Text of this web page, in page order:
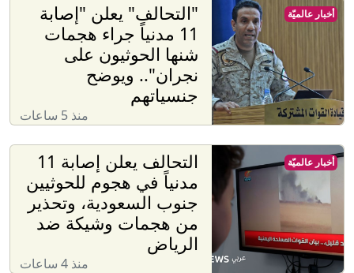
"التحالف" يعلن "إصابة
11 مدنياً جراء هجمات
شنها الحوثيون على
نجران".. ويوضح
جنسياتهم
منذ 5 ساعات
أخبار عالميّة
التحالف يعلن إصابة 11
مدنياً في هجوم للحوثيين
جنوب السعودية، وتحذير
من هجمات وشيكة ضد
الرياض
منذ 4 ساعات
أخبار عالميّة